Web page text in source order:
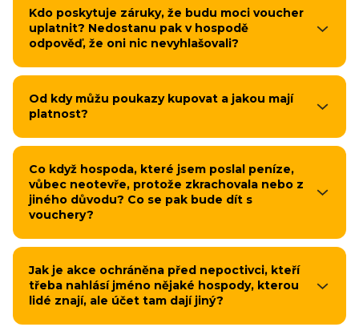
Kdo poskytuje záruky, že budu moci voucher
uplatnit? Nedostanu pak v hospodě
odpověď, že oni nic nevyhlašovali?
Od kdy můžu poukazy kupovat a jakou mají
platnost?
Co když hospoda, které jsem poslal peníze,
vůbec neotevře, protože zkrachovala nebo z
jiného důvodu? Co se pak bude dít s
vouchery?
Jak je akce ochráněna před nepoctivci, kteří
třeba nahlásí jméno nějaké hospody, kterou
lidé znají, ale účet tam dají jiný?